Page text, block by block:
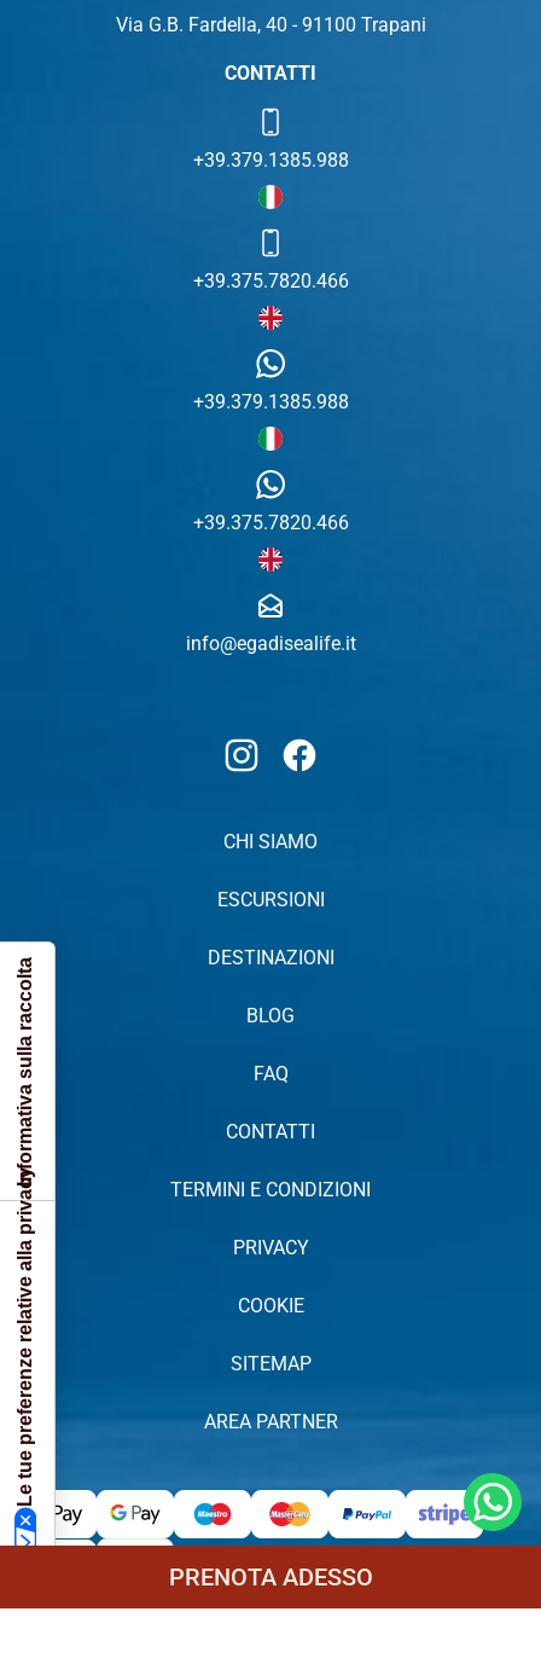
PRENOTA ADESSO
Via G.B. Fardella, 40 - 91100 Trapani
CONTATTI
+39.379.1385.988
+39.375.7820.466
+39.379.1385.988
+39.375.7820.466
info@egadisealife.it
InstagramFacebook
CHI SIAMO
ESCURSIONI
DESTINAZIONI
BLOG
FAQ
CONTATTI
TERMINI E CONDIZIONI
PRIVACY
COOKIE
SITEMAP
AREA PARTNER
Le tue preferenze relative alla privacy
Informativa sulla raccolta